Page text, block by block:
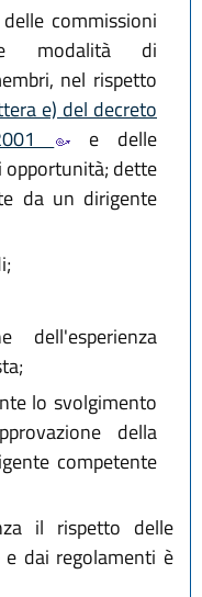
commissioni
modalità di
nel rispetto
e) del decreto
e delle
opportunità; dette
da un dirigente
lo svolgimento
della
competente
il rispetto delle
e dai regolamenti è